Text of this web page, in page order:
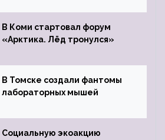
зоопарк
В Коми стартовал форум
«Арктика. Лёд тронулся»
В Томске создали фантомы
лабораторных мышей
Социальную экоакцию